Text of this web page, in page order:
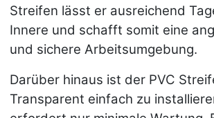
Streifen lässt er ausreichend
Innere und schafft somit eine
und sichere Arbeitsumgebung.
Darüber hinaus ist der PVC
Transparent einfach zu